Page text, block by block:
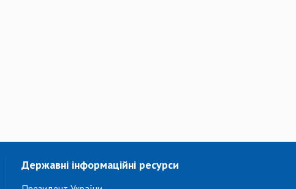
Державні інформаційні ресурси